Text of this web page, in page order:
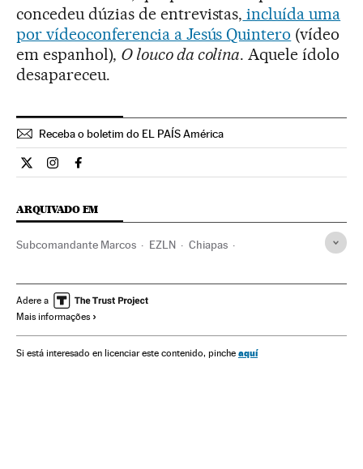
concedeu dúzias de entrevistas, incluída uma
por vídeoconferencia a Jesús Quintero (vídeo
em espanhol), O louco da colina. Aquele ídolo
desapareceu.
Receba o boletim do EL PAÍS América
Internacional El País Brasil en Twitter
Internacional El País Brasil en Instagram
Internacional El País Brasil en Facebook
ARQUIVADO EM
Subcomandante Marcos EZLN Chiapas
Guerra Pobreza América Latina
Problemas sociais
Sociedade
Adere a
Mais informações
Si está interesado en licenciar este contenido, pinche aquí